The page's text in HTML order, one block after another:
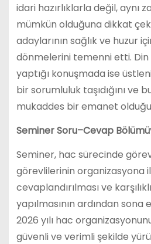
idari hazırlıklarla değil, aynı
mümkün olduğuna dikkat
adaylarının sağlık ve huzur
dönmelerini temenni etti.
yaptığı konuşmada ise
bir sorumluluk taşıdığını ve
mukaddes bir emanet
Seminer Soru–Cevap
Seminer, hac sürecinde
görevlilerinin organizasyona
cevaplandırılması ve
yapılmasının ardından sona
2026 yılı hac
güvenli ve verimli şekilde